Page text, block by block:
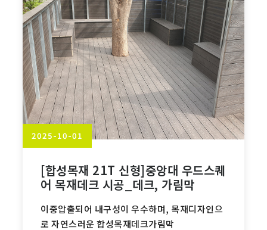
2025-10-01
[합성목재 21T 신형]중앙대 우드스퀘
어 목재데크 시공_데크, 가림막
이중압출되어 내구성이 우수하며, 목재디자인으
로 자연스러운 합성목재데크가림막